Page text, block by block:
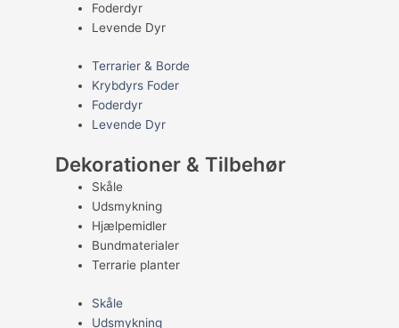
Foderdyr
Levende Dyr
Terrarier & Borde
Krybdyrs Foder
Foderdyr
Levende Dyr
Dekorationer & Tilbehør
Skåle
Udsmykning
Hjælpemidler
Bundmaterialer
Terrarie planter
Skåle
Udsmykning